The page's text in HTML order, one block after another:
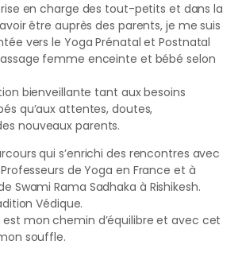
en charge des tout-petits et dans la
être auprès des parents, je me suis
vers le Yoga Prénatal et Postnatal
femme enceinte et bébé selon
bienveillante tant aux besoins
qu’aux attentes, doutes,
nouveaux parents.
qui s’enrichi des rencontres avec
de Yoga en France et à
Swami Rama Sadhaka à Rishikesh.
Védique.
mon chemin d’équilibre et avec cet
souffle.